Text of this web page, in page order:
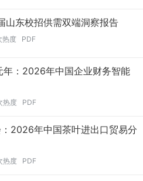
山东校招供需双端洞察报告
热度 PDF
年：2026年中国企业财务智能
热度 PDF
2026年中国茶叶进出口贸易分
热度 PDF